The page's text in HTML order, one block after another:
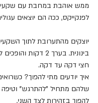
ממש אוהבת במחבת עם
לפנקייקס, ככה הם יוצאים
יוצקים מהתערובת לתוך
בינונית. בערך 2 דקות
חצי דקה עד דקה.
איך יודעים מתי להפוך?
שלהם מתחיל "להתרגש"
להפוך בזהירות לצד השני.